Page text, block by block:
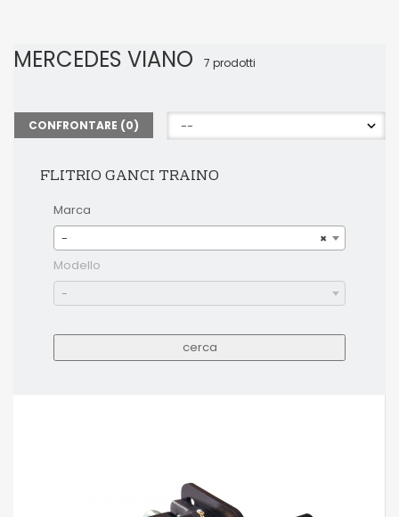
MERCEDES VIANO 7 prodotti
CONFRONTARE (0)
FLITRIO GANCI TRAINO
Marca
×
-
Modello
-